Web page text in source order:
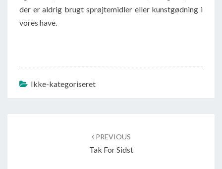
der er aldrig brugt sprøjtemidler eller kunstgødning i
vores have.
Ikke-kategoriseret
PREVIOUS
Tak For Sidst